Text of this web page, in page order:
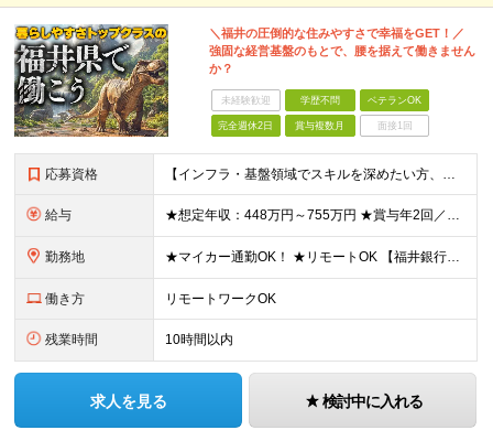
＼福井の圧倒的な住みやすさで幸福をGET！／
強固な経営基盤のもとで、腰を据えて働きません
か？
未経験歓迎 学歴不問 ベテランOK
完全週休2日 賞与複数月 面接1回
応募資格 【インフラ・基盤領域でスキルを深めたい方、大歓迎！】 ◆学歴不問 ◆以下いずれかの経験がある方（年数不問） ・OA基盤の構築・運用・保守 ・ネットワーク設計・構築・運用 ・セキュリティ設計・運用・監
給与 ★想定年収：448万円～755万円 ★賞与年2回／前年度実績：4ヶ月分 月給28万～47万2000円＋賞与年2回＋各種手当 ※経験・能力を考慮の上、決定いたします。 ※残業手当は残業時間に応じて別
勤務地 ★マイカー通勤OK！ ★リモートOK 【福井銀行 本店ビル】 福井県福井市順化1-1-1 福井駅前通りの大名町交差点目の前に「人や時間を紡ぐ」事をコンセプトに新たに本店ビルを構えております。 ※
働き方 リモートワークOK
残業時間 10時間以内
求人を見る 検討中に入れる